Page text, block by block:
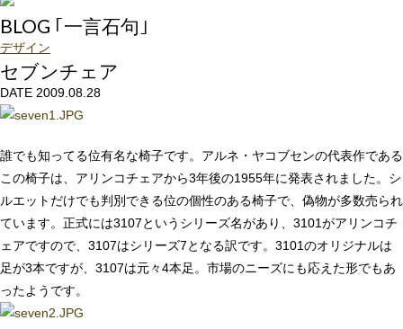
BLOG ｢一言石句｣
デザイン
セブンチェア
DATE 2009.08.28
誰でも知ってる位有名な椅子です。アルネ・ヤコブセンの代表作である
この椅子は、アリンコチェアから3年後の1955年に発表されました。シ
ルエットだけでも判別できる位の個性のある椅子で、偽物が多数売られ
ています。正式には3107というシリーズ名があり、3101がアリンコチ
ェアですので、3107はシリーズ7となる訳です。3101のオリジナルは
足が3本ですが、3107は元々4本足。市場のニーズにも応えた形でもあ
ったようです。